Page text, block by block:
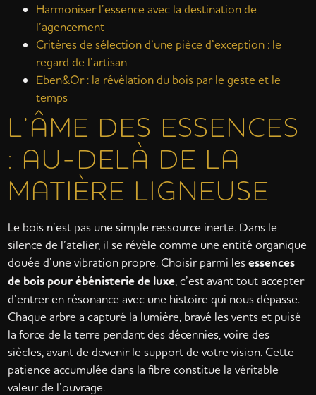
Harmoniser l’essence avec la destination de
l’agencement
Critères de sélection d’une pièce d’exception : le
regard de l’artisan
Eben&Or : la révélation du bois par le geste et le
temps
L’ÂME DES ESSENCES
: AU-DELÀ DE LA
MATIÈRE LIGNEUSE
Le bois n’est pas une simple ressource inerte. Dans le
silence de l’atelier, il se révèle comme une entité organique
douée d’une vibration propre. Choisir parmi lesessences
de bois pour ébénisterie de luxe , c’est avant tout accepter
d’entrer en résonance avec une histoire qui nous dépasse.
Chaque arbre a capturé la lumière, bravé les vents et puisé
la force de la terre pendant des décennies, voire des
siècles, avant de devenir le support de votre vision. Cette
patience accumulée dans la fibre constitue la véritable
valeur de l’ouvrage.